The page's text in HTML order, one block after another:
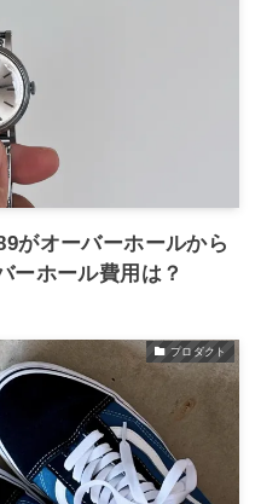
がオーバーホールから
ーホール費用は？
プロダクト